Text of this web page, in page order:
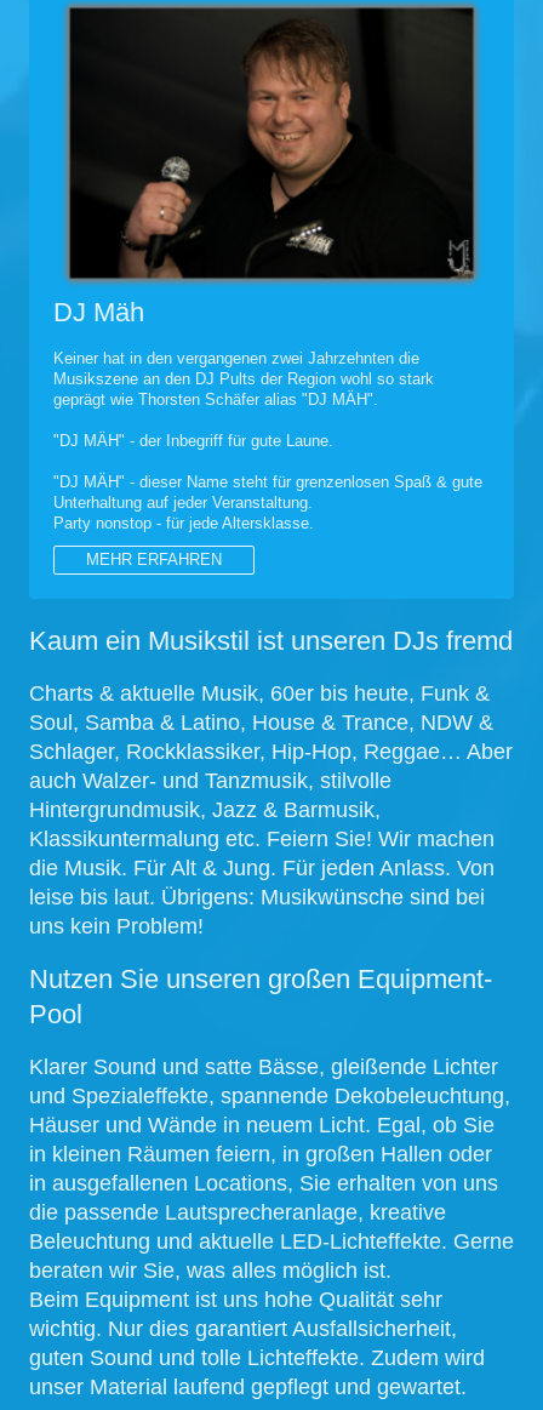
DJ Mäh
Keiner hat in den vergangenen zwei Jahrzehnten die
Musikszene an den DJ Pults der Region wohl so stark
geprägt wie Thorsten Schäfer alias "DJ MÄH".
"DJ MÄH" - der Inbegriff für gute Laune.
"DJ MÄH" - dieser Name steht für grenzenlosen Spaß & gute
Unterhaltung auf jeder Veranstaltung.
Party nonstop - für jede Altersklasse.
MEHR ERFAHREN
Kaum ein Musikstil ist unseren DJs fremd
Charts & aktuelle Musik, 60er bis heute, Funk &
Soul, Samba & Latino, House & Trance, NDW &
Schlager, Rockklassiker, Hip-Hop, Reggae… Aber
auch Walzer- und Tanzmusik, stilvolle
Hintergrundmusik, Jazz & Barmusik,
Klassikuntermalung etc. Feiern Sie! Wir machen
die Musik. Für Alt & Jung. Für jeden Anlass. Von
leise bis laut. Übrigens: Musikwünsche sind bei
uns kein Problem!
Nutzen Sie unseren großen Equipment-
Pool
Klarer Sound und satte Bässe, gleißende Lichter
und Spezialeffekte, spannende Dekobeleuchtung,
Häuser und Wände in neuem Licht. Egal, ob Sie
in kleinen Räumen feiern, in großen Hallen oder
in ausgefallenen Locations, Sie erhalten von uns
die passende Lautsprecheranlage, kreative
Beleuchtung und aktuelle LED-Lichteffekte. Gerne
beraten wir Sie, was alles möglich ist.
Beim Equipment ist uns hohe Qualität sehr
wichtig. Nur dies garantiert Ausfallsicherheit,
guten Sound und tolle Lichteffekte. Zudem wird
unser Material laufend gepflegt und gewartet.